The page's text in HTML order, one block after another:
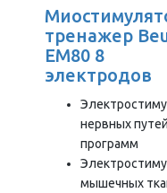
тренажер
EM80 8
электродов
нервных
программ
мышечных